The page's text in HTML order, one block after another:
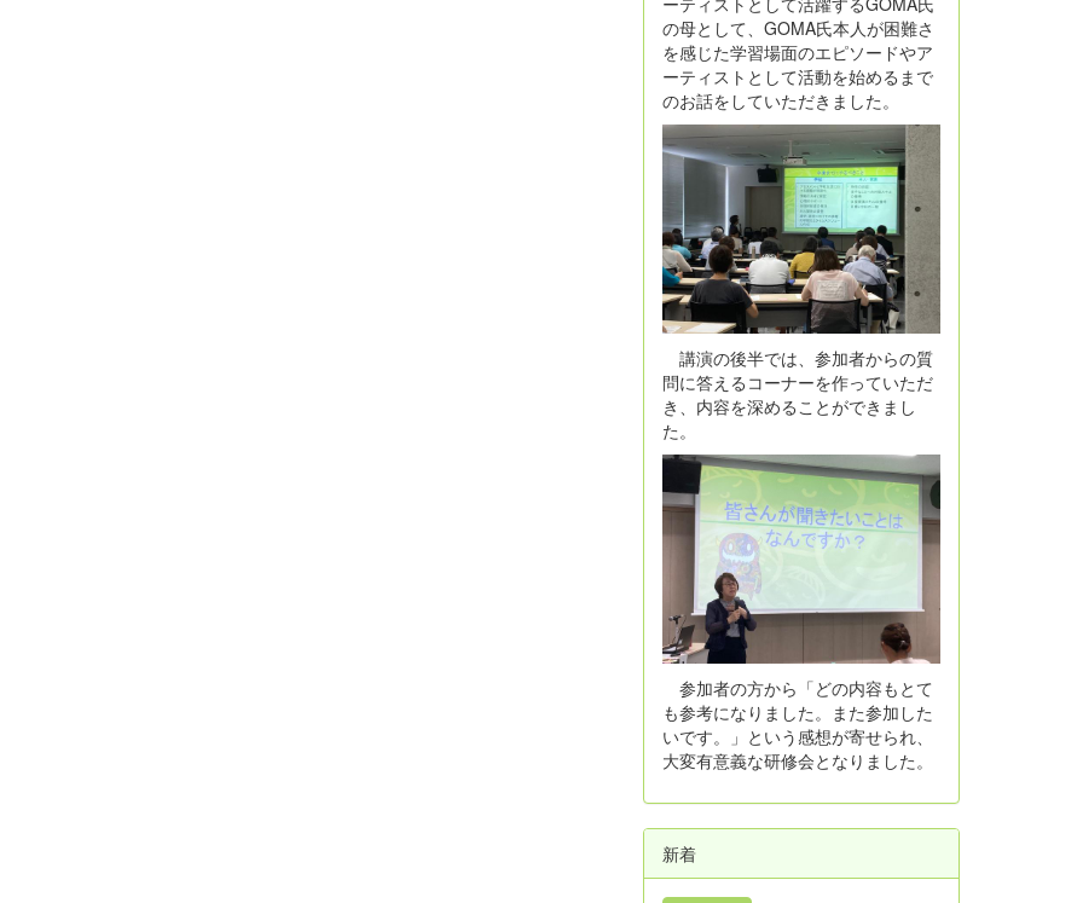
の母として、GOMA氏本人が困難さ
を感じた学習場面のエピソードやア
ーティストとして活動を始めるまで
のお話をしていただきました。
講演の後半では、参加者からの質
問に答えるコーナーを作っていただ
き、内容を深めることができまし
た。
参加者の方から「どの内容もとて
も参考になりました。また参加した
いです。」という感想が寄せられ、
大変有意義な研修会となりました。
新着